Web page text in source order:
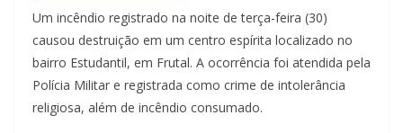
Um incêndio registrado na noite de terça-feira (30)
causou destruição em um centro espírita localizado no
bairro Estudantil, em Frutal. A ocorrência foi atendida pela
Polícia Militar e registrada como crime de intolerância
religiosa, além de incêndio consumado.